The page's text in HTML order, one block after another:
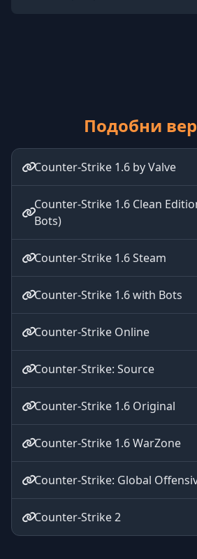
Подобни
Counter-Strike 1.6 by Valve
Counter-Strike 1.6 Clean
Bots)
Counter-Strike 1.6 Steam
Counter-Strike 1.6 with Bots
Counter-Strike Online
Counter-Strike: Source
Counter-Strike 1.6 Original
Counter-Strike 1.6 WarZone
Counter-Strike: Global
Counter-Strike 2